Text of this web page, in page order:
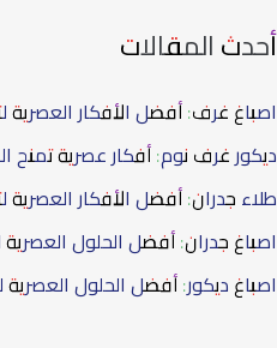
ح
ن
:
أحدث المقالات
اصباغ غرف: أفضل الأفكار العصرية لتجديد
ديكور غرف نوم: أفكار عصرية تمنح الراحة
طلاء جدران: أفضل الأفكار العصرية لتجديد
اصباغ جدران: أفضل الحلول العصرية
اصباغ ديكور: أفضل الحلول العصرية